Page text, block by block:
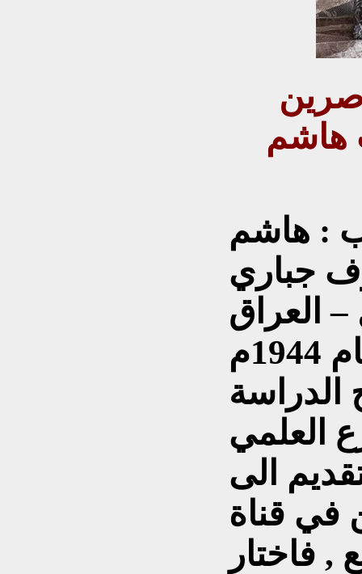
هاشم
: هاشم
جباري
– العراق
الدراسة
العلمي
الى
في قناة
فاختار